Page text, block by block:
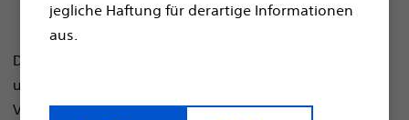
jegliche Haftung für derartige Informationen
aus.
Die Vorbereitung auf die S-ICD-Implantation
unterscheidet sich nur unwesentlich von der
Vorbereitung auf andere Eingriffe.